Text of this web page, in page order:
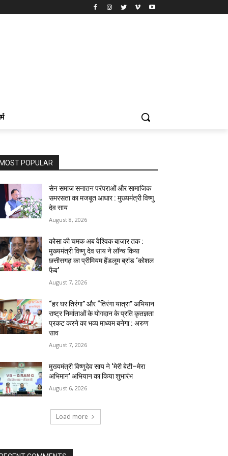
POPULAR
सेन समाज सनातन परंपराओं और सामाजिक
समरसता का मजबूत आधार : मुख्यमंत्री विष्णु
देव साय
August 8, 2026
कोसा की चमक अब वैश्विक बाजार तक :
मुख्यमंत्री विष्णु देव साय ने लॉन्च किया
छत्तीसगढ़ का प्रीमियम हैंडलूम ब्रांड ‘कोशल
फैब’
August 7, 2026
“हर घर तिरंगा” और “तिरंगा यात्रा” अभियान
राष्ट्र निर्माताओं के योगदान के प्रति कृतज्ञता
प्रकट करने का भव्य माध्यम बनेगा : अरुण
साव
August 7, 2026
मुख्यमंत्री विष्णुदेव साय ने ‘मेरी बेटी–मेरा
अभिमान’ अभियान का किया शुभारंभ
August 6, 2026
Load more